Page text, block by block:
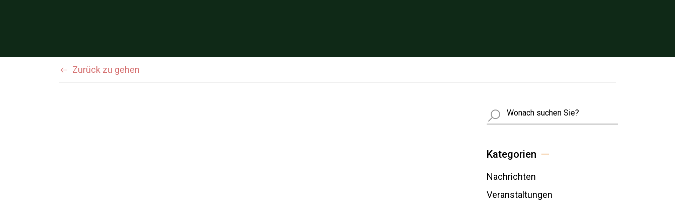
Zurück zu gehen
Busca
Kategorien
Nachrichten
Veranstaltungen